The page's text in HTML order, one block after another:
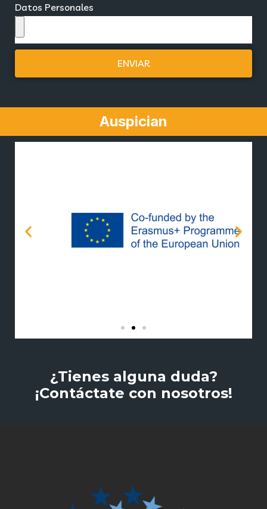
Datos Personales
ENVIAR
Auspician
¿Tienes alguna duda?
¡Contáctate con nosotros!